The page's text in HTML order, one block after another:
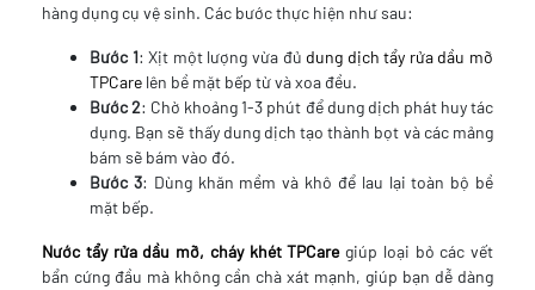
hàng dụng cụ vệ sinh. Các bước thực hiện như sau:
Bước 1: Xịt một lượng vừa đủ dung dịch tẩy rửa dầu mỡ
TPCare lên bề mặt bếp từ và xoa đều.
Bước 2: Chờ khoảng 1-3 phút để dung dịch phát huy tác
dụng. Bạn sẽ thấy dung dịch tạo thành bọt và các mảng
bám sẽ bám vào đó.
Bước 3: Dùng khăn mềm và khô để lau lại toàn bộ bề
mặt bếp.
Nước tẩy rửa dầu mỡ, cháy khét TPCaregiúp loại bỏ các vết
bẩn cứng đầu mà không cần chà xát mạnh, giúp bạn dễ dàng